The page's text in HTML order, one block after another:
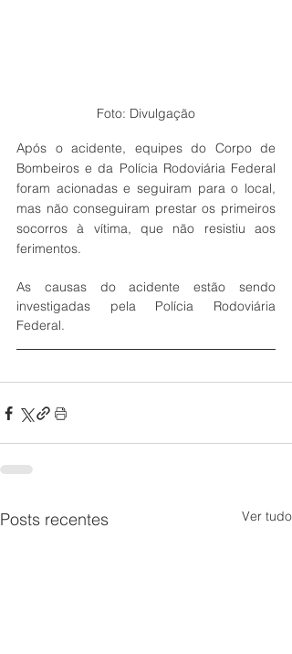
Foto: Divulgação
Após o acidente, equipes do Corpo de
Bombeiros e da Polícia Rodoviária Federal
foram acionadas e seguiram para o local,
mas não conseguiram prestar os primeiros
socorros à vítima, que não resistiu aos
ferimentos.
As causas do acidente estão sendo
investigadas pela Polícia Rodoviária
Federal.
Posts recentes Ver tudo